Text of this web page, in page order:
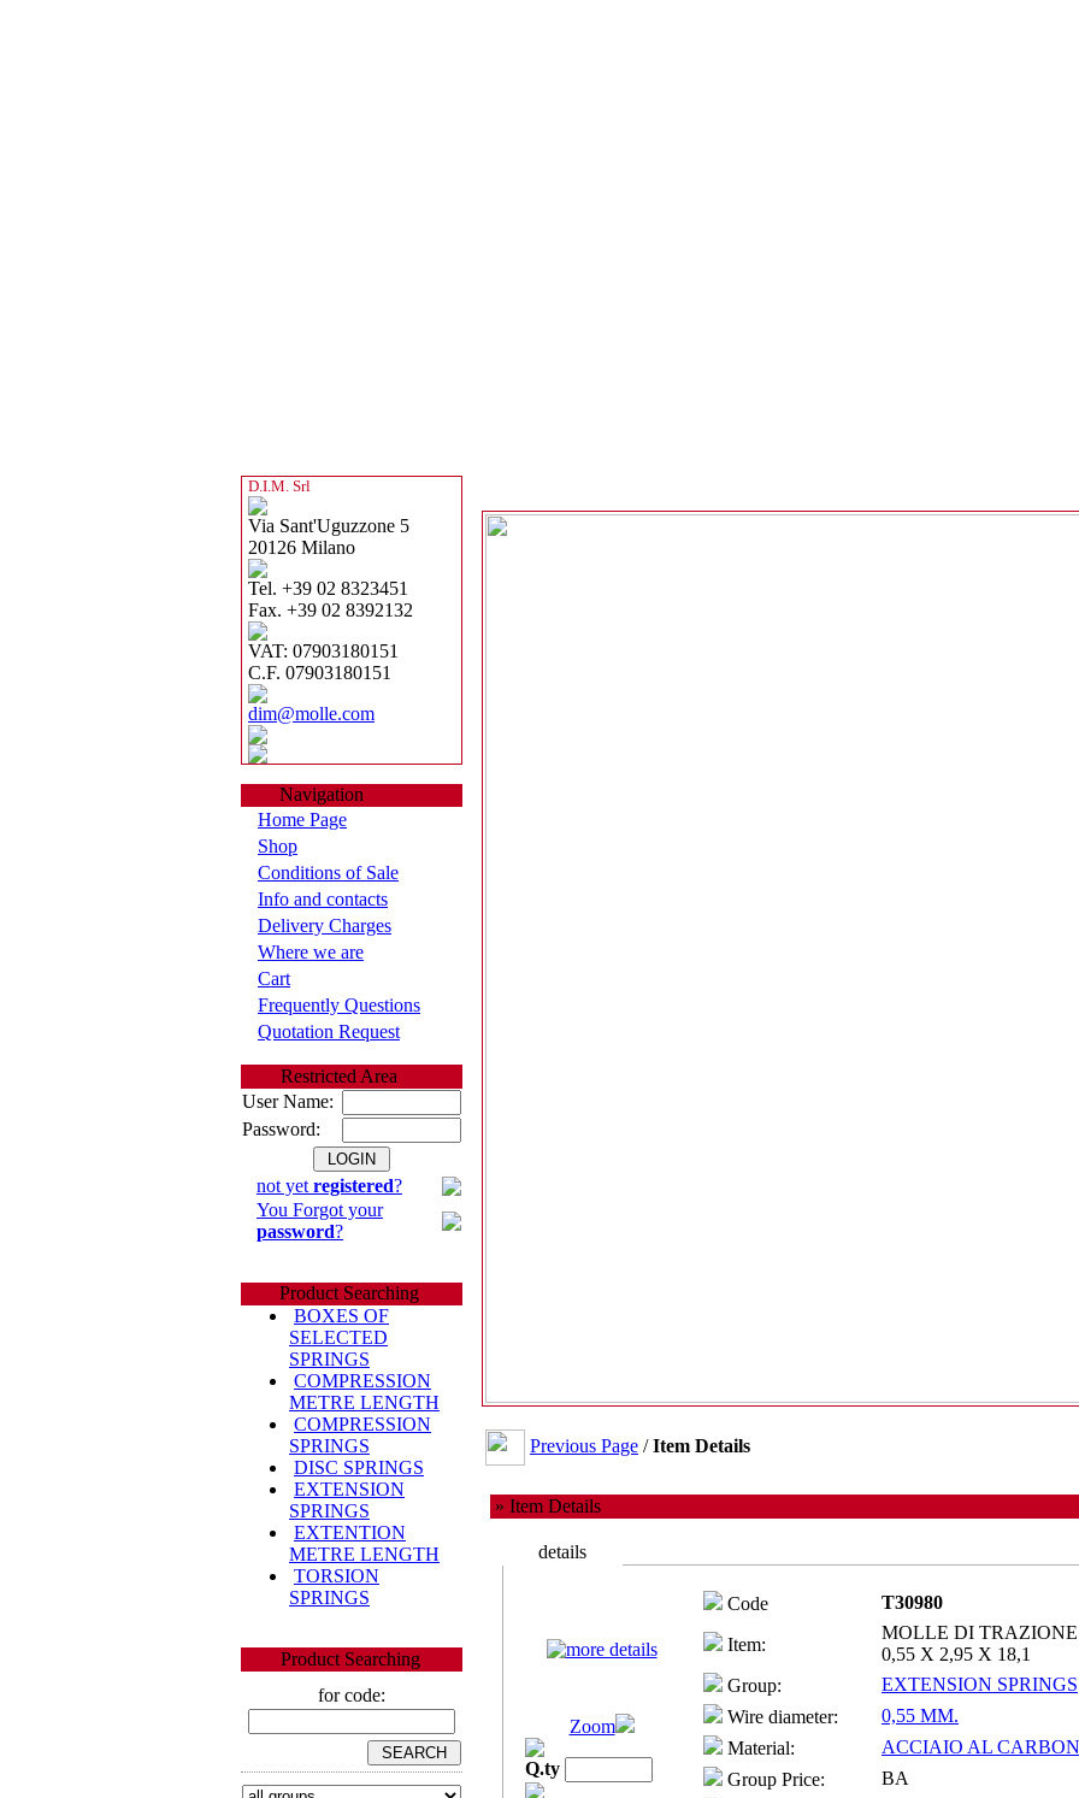
D.I.M. Srl
Via Sant'Uguzzone 5
20126 Milano
Tel. +39 02 8323451
Fax. +39 02 8392132
VAT: 07903180151
C.F. 07903180151
dim@molle.com
Navigation
Home Page
Shop
Conditions of Sale
Info and contacts
Delivery Charges
Where we are
Cart
Frequently Questions
Quotation Request
Restricted Area
User Name:
Password:
not yet registered?
You Forgot your
password?
Product Searching
BOXES OF
SELECTED
SPRINGS
COMPRESSION
METRE LENGTH
COMPRESSION
SPRINGS
DISC SPRINGS
EXTENSION
SPRINGS
EXTENTION
METRE LENGTH
TORSION
SPRINGS
Product Searching
for code:
Previous Page /Item Details
» Item Details
details
Code T30980
Item:
MOLLE DI TRAZIONE
0,55 X 2,95 X 18,1
Group:
EXTENSION SPRINGS
Wire diameter:
0,55 MM.
Material:
ACCIAIO AL
Group Price:
BA
Zoom
Q.ty